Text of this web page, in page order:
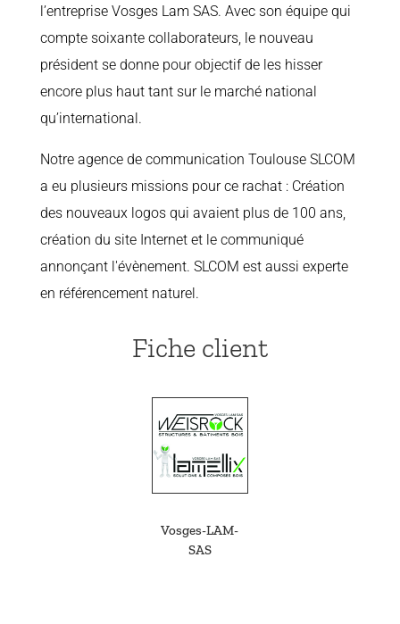
l’entreprise Vosges Lam SAS. Avec son équipe qui
compte soixante collaborateurs, le nouveau
président se donne pour objectif de les hisser
encore plus haut tant sur le marché national
qu’international.
Notre agence de communication Toulouse SLCOM
a eu plusieurs missions pour ce rachat : Création
des nouveaux logos qui avaient plus de 100 ans,
création du site Internet et le communiqué
annonçant l'évènement. SLCOM est aussi experte
en référencement naturel.
Fiche client
Vosges-LAM-
SAS